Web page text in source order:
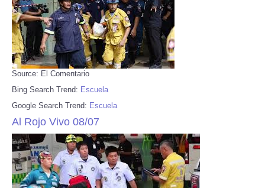
Source: El Comentario
Bing Search Trend: Escuela
Google Search Trend: Escuela
Al Rojo Vivo 08/07